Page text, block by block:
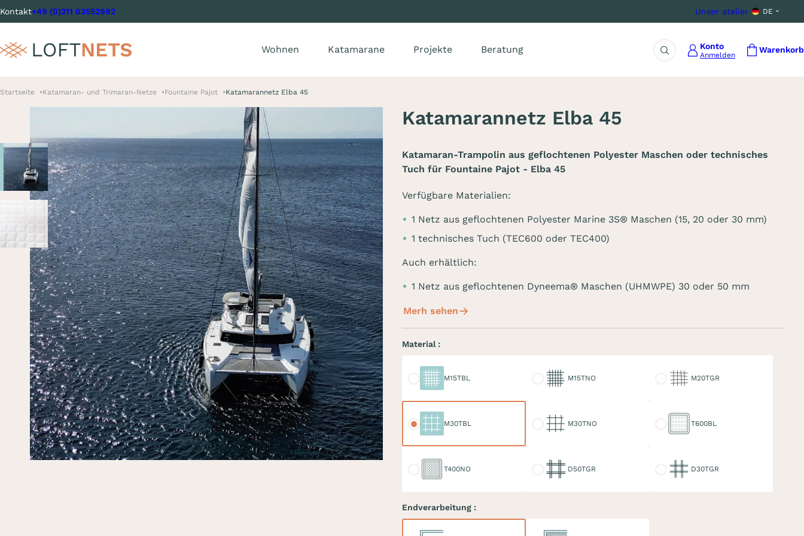
Kontakt+49 (0)211 63552992 Unser atelier DE
Wohnen Katamarane Projekte Beratung
Suche
Konto
Anmelden
Warenkorb
Startseite Katamaran- und Trimaran-Netze Fountaine Pajot Katamarannetz Elba 45
Katamarannetz Elba 45
Katamaran-Trampolin aus geflochtenen Polyester Maschen oder technisches
Tuch für Fountaine Pajot - Elba 45
Verfügbare Materialien:
1 Netz aus geflochtenen Polyester Marine 3S® Maschen (15, 20 oder 30 mm)
1 technisches Tuch (TEC600 oder TEC400)
Auch erhältlich:
1 Netz aus geflochtenen Dyneema® Maschen (UHMWPE) 30 oder 50 mm
Merh sehen
Material :
M15TBL M15TNO M20TGR
M30TBL M30TNO T600BL
T400NO D50TGR D30TGR
Endverarbeitung :